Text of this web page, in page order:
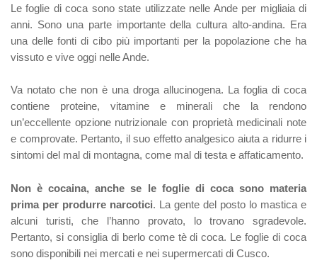
Le foglie di coca sono state utilizzate nelle Ande per migliaia di
anni. Sono una parte importante della cultura alto-andina. Era
una delle fonti di cibo più importanti per la popolazione che ha
vissuto e vive oggi nelle Ande.
Va notato che non è una droga allucinogena. La foglia di coca
contiene proteine, vitamine e minerali che la rendono
un’eccellente opzione nutrizionale con proprietà medicinali note
e comprovate. Pertanto, il suo effetto analgesico aiuta a ridurre i
sintomi del mal di montagna, come mal di testa e affaticamento.
Non è cocaina, anche se le foglie di coca sono materia
prima per produrre narcotici. La gente del posto lo mastica e
alcuni turisti, che l’hanno provato, lo trovano sgradevole.
Pertanto, si consiglia di berlo come tè di coca. Le foglie di coca
sono disponibili nei mercati e nei supermercati di Cusco.